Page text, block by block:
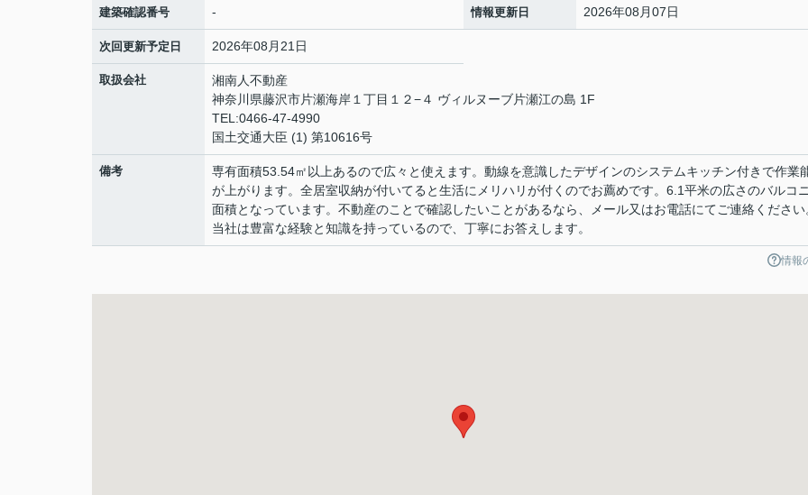
建築確認番号 - 情報更新日 2026年08月07日
次回更新予定日 2026年08月21日
取扱会社
湘南人不動産
神奈川県藤沢市片瀬海岸１丁目１２−４ ヴィルヌーブ片瀬江の島 1F
TEL:0466-47-4990
国土交通大臣 (1) 第10616号
備考
専有面積53.54㎡以上あるので広々と使えます。動線を意識したデザインのシステムキッチン付きで作業
が上がります。全居室収納が付いてると生活にメリハリが付くのでお薦めです。6.1平米の広さのバルコ
面積となっています。不動産のことで確認したいことがあるなら、メール又はお電話にてご連絡ください
当社は豊富な経験と知識を持っているので、丁寧にお答えします。
情報